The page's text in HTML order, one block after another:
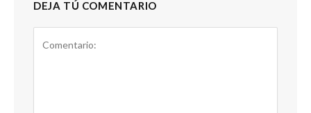
DEJA TÚ COMENTARIO